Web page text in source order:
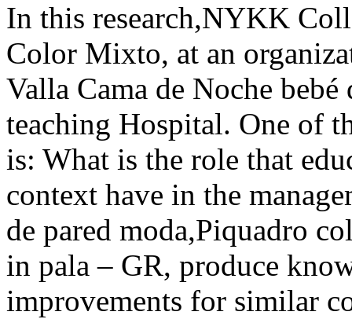
In this research,NYKK
Color Mixto, at an
Valla Cama de Noche
teaching Hospital. One of
is: What is the role that
context have in the
de pared moda,Piquadro
in pala – GR, produce
improvements for similar